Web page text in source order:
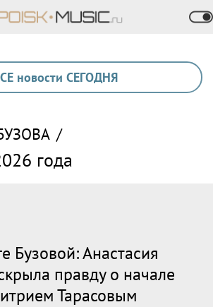
новости СЕГОДНЯ
/
года
Бузовой: Анастасия
правду о начале
Тарасовым